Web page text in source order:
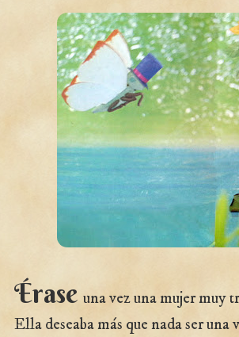
Érase una vez una mujer muy
Ella deseaba más que nada ser una